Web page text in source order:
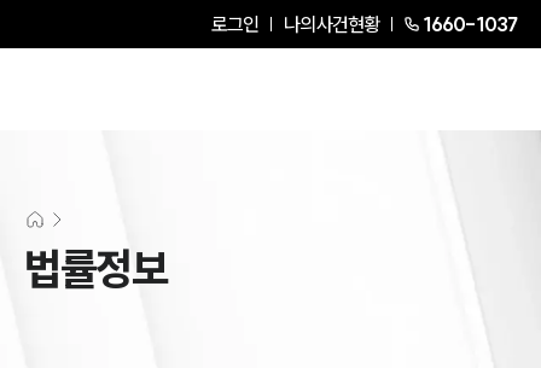
로그인 나의사건현황 1660-1037
법률정보